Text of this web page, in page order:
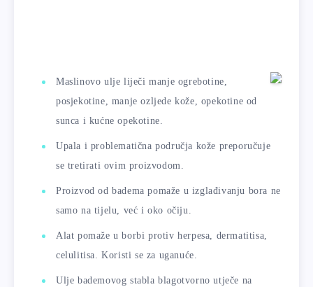
Maslinovo ulje liječi manje ogrebotine,
posjekotine, manje ozljede kože, opekotine od
sunca i kućne opekotine.
Upala i problematična područja kože preporučuje
se tretirati ovim proizvodom.
Proizvod od badema pomaže u izglađivanju bora ne
samo na tijelu, već i oko očiju.
Alat pomaže u borbi protiv herpesa, dermatitisa,
celulitisa. Koristi se za uganuće.
Ulje bademovog stabla blagotvorno utječe na